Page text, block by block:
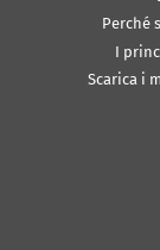
Perché
I
Scarica i